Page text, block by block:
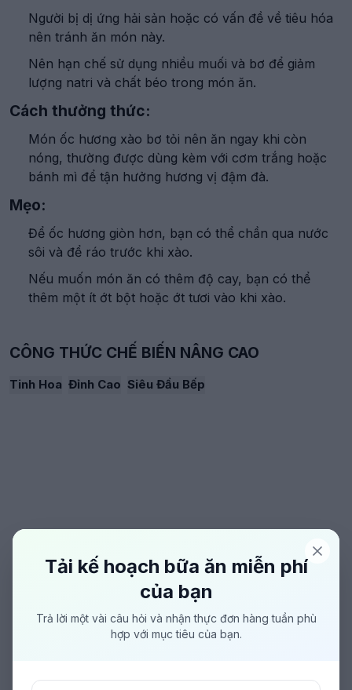
Tải kế hoạch bữa ăn miễn phí
của bạn
Trả lời một vài câu hỏi và nhận thực đơn hàng tuần phù
hợp với mục tiêu của bạn.
Người bị dị ứng hải sản hoặc có vấn đề về tiêu hóa
nên tránh ăn món này.
Nên hạn chế sử dụng nhiều muối và bơ để giảm
lượng natri và chất béo trong món ăn.
Cách thưởng thức:
Món ốc hương xào bơ tỏi nên ăn ngay khi còn
nóng, thường được dùng kèm với cơm trắng hoặc
bánh mì để tận hưởng hương vị đậm đà.
Mẹo:
Để ốc hương giòn hơn, bạn có thể chần qua nước
sôi và để ráo trước khi xào.
Nếu muốn món ăn có thêm độ cay, bạn có thể
thêm một ít ớt bột hoặc ớt tươi vào khi xào.
CÔNG THỨC CHẾ BIẾN NÂNG CAO
Tinh Hoa Đỉnh Cao Siêu Đầu Bếp